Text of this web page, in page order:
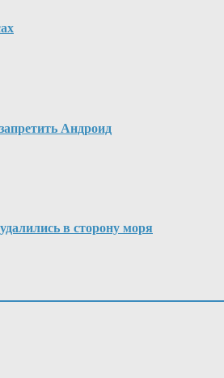
Андроид
в сторону моря